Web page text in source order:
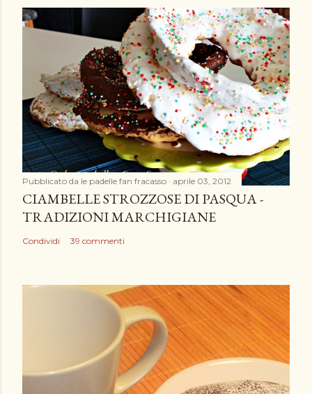
Pubblicato da le padelle fan fracasso aprile 03, 2012
CIAMBELLE STROZZOSE DI PASQUA -
TRADIZIONI MARCHIGIANE
Condividi 39 commenti